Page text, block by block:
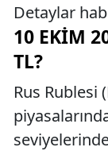
Detaylar
10 EKIM
TL?
Rus Rublesi